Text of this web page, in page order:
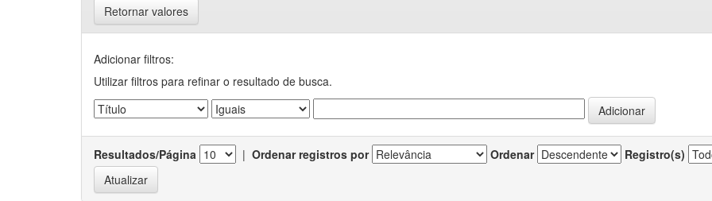
Retornar valores
Adicionar filtros:
Utilizar filtros para refinar o resultado de busca.
Resultados/Página | Ordenar registros por Ordenar Registro(s)